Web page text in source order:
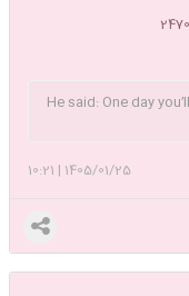
He said: One day
1405/01/25
|
10:21